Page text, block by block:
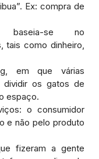
Ex: compra de
baseia-se no
tais como dinheiro,
em que várias
dividir os gatos de
espaço.
o consumidor
e não pelo produto
fizeram a gente